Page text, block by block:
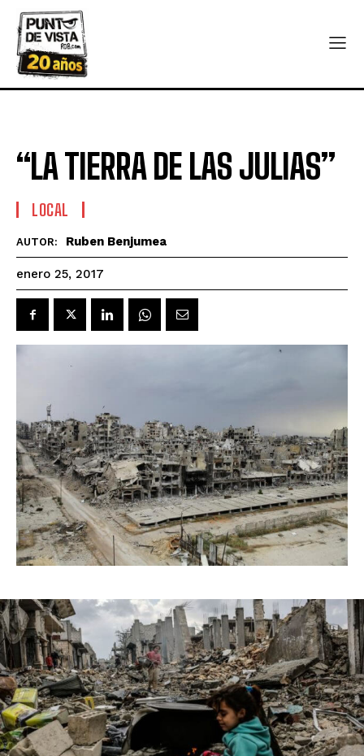
“LA TIERRA DE LAS JULIAS”
LOCAL
AUTOR: Ruben Benjumea
enero 25, 2017